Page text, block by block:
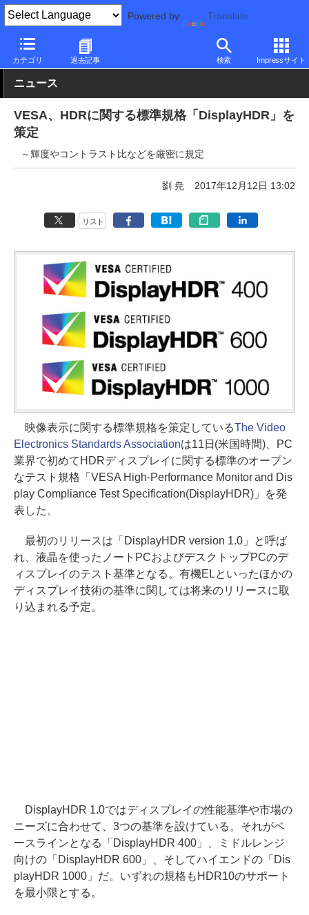
Powered by Translate
カテゴリ 過去記事 検索 Impressサイト
PC Watch 市場 技術
ニュース
VESA、HDRに関する標準規格「DisplayHDR」を
策定
～輝度やコントラスト比などを厳密に規定
劉 尭 2017年12月12日 13:02
リスト
映像表示に関する標準規格を策定しているThe Video
Electronics Standards Associationは11日(米国時間)、PC
業界で初めてHDRディスプレイに関する標準のオープン
なテスト規格「VESA High-Performance Monitor and Dis
play Compliance Test Specification(DisplayHDR)」を発
表した。
最初のリリースは「DisplayHDR version 1.0」と呼ば
れ、液晶を使ったノートPCおよびデスクトップPCのデ
ィスプレイのテスト基準となる。有機ELといったほかの
ディスプレイ技術の基準に関しては将来のリリースに取
り込まれる予定。
DisplayHDR 1.0ではディスプレイの性能基準や市場の
ニーズに合わせて、3つの基準を設けている。それがベ
ースラインとなる「DisplayHDR 400」、ミドルレンジ
向けの「DisplayHDR 600」、そしてハイエンドの「Dis
playHDR 1000」だ。いずれの規格もHDR10のサポート
を最小限とする。